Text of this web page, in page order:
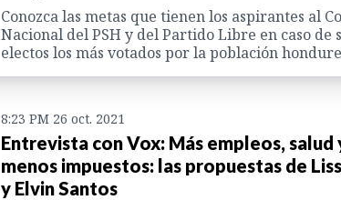
Conozca las metas que tienen los aspirantes al
Nacional del PSH y del Partido Libre en caso de
electos los más votados por la población
8:23 PM 26 oct. 2021
Entrevista con Vox: Más empleos, salud
menos impuestos: las propuestas de
y Elvin Santos